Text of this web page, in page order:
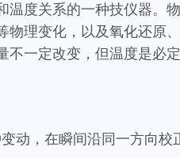
度关系的一种技仪器
理变化，以及氧化还
一定改变，但温度是必
动，在瞬间沿同一方向校